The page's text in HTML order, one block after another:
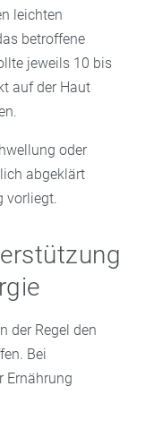
leichten
betroffene
jeweils 10 bis
auf der Haut
oder
abgeklärt
vorliegt.
der Regel den
Bei
Ernährung